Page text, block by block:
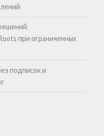
при ограниченных
подписок и